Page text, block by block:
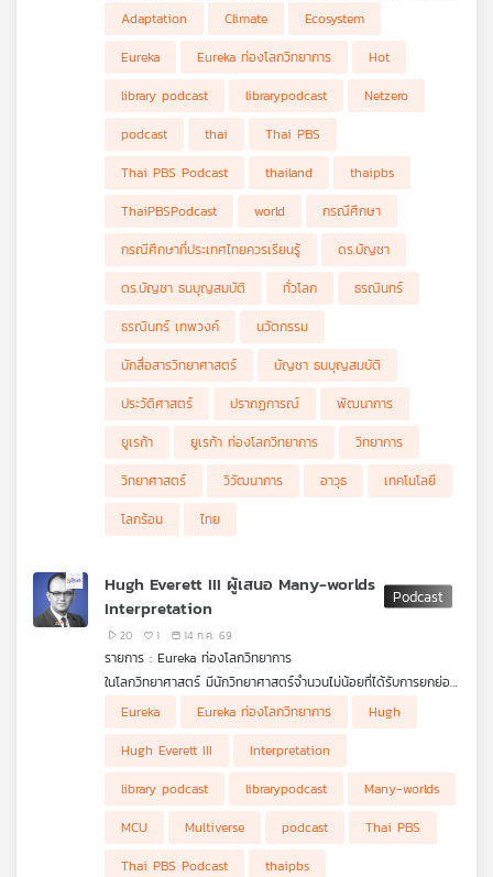
การปล่อยก๊าซเรือนกระจก, Climate Adaptation การปรับตัวเพื่ออยู่
รอด, Loss & Damage การเยียวยาความสูญเสีย และ Means of
Implementation กลไกการสนับสนุนเพื่อให้ทุกภาคส่วนสามารถลงมือ
ได้จริง รายการ
Eureka ท่องโลกวิทยากา
ร Ep. นี้ เจะพาไปสำรวจ
แง่มุมของ Climate Adaptation หรือการปรับตัวรับมือการ
เปลี่ยนแปลงภูมิอากาศ โดยแบ่งเป็น 5 ประเภทหลัก ได้แก่
1 ) Agriculture & Food Security: เกษตรกรรม & ความมั่นคง
ทางอาหาร
2 ) Disaster Mitigation & Management: การจัดการและการ
บรรเทาผลกระทบจากภัยพิบัติ
3 ) Water Resource Management: การจัดการทรัพยากรน้ำ
4 ) Ecosystem-Based Adaptation & Coastal Protection: การ
ปรับตัวโดยอาศัยระบบนิเวศ & การปกป้องชายฝั่ง
5 ) Resilient Infrastructure & Planning: โครงสร้างพื้นฐานที่ยืด
หยุนและการวางแผน
ในแต่ละประเภทจะมีตัวอย่างกรณีศึกษาจริงจากประเทศต่าง ๆ ทั่ว
โลก ซึ่งประเทศไทยอาจนำบางกรณีมาปรับใช้ได้
Adaptation Climate
Ecosystem
Eureka
Eureka ท่องโลกวิทยาการ
Hot
library podcast
librarypodcast
Netzero
podcast
thai
Thai PBS
Thai PBS Podcast
thailand
thaipbs
ThaiPBSPodcast
world
กรณีศึกษา
กรณีศึกษาที่ประเทศไทยควรเรียนรู้
ดร.บัญชา
ดร.บัญชา ธนบุญสมบัติ
ทั่วโลก
ธรณินทร์
ธรณินทร์ เทพวงค์
นวัตกรรม
นักสื่อสารวิทยาศาสตร์
บัญชา ธนบุญสมบัติ
ประวัติศาสตร์
ปรากฏการณ์
พัฒนาการ
ยูเรก้า
ยูเรก้า ท่องโลกวิทยาการ
วิทยาการ
วิทยาศาสตร์
วิวัฒนาการ อาวุธ
เทคโนโลยี
โลกร้อน
ไทย
Hugh Everett III ผู้เสนอ Many-worlds
Interpretation
20 1 14 ก.ค. 69
รายการ : Eureka ท่องโลกวิทยาการ
ในโลกวิทยาศาสตร์ มีนักวิทยาศาสตร์จำนวนไม่น้อยที่ได้รับการยกย่อง
ตั้งแต่ยังมีชีวิตอยู่ แต่ก็มีบางคนที่ชะตากรรมแตกต่างออกไป พวก
เขาเสนอแนวคิดที่ล้ำหน้าเกินกว่ายุคสมัยจนถูกมองว่าเป็นคนเพ้อฝัน
ถูกวิพากษ์วิจารณ์อย่างรุนแรง หรือแม้กระทั่งถูกตราหน้าว่าไม่เข้าใจ
สิ่งที่ตนเองกำลังศึกษา ทว่ากาลเวลาผ่านไป แนวคิดเหล่านั้นกลับได้
รับการยอมรับ และกลายเป็นส่วนหนึ่งขององค์ความรู้สำคัญของ
มนุษยชาติ ในรายการ Eureka ท่องโลกวิทยาการ ตอนนี้ ดร.บัญชา
ธนบุญสมบัติ จะพาคุณปรู้จักชีวิตและผลงานของ ฮิว เอเวอเรตต์ ที่
3 (Hugh Everett III) นักฟิสิกส์ชาวอเมริกันผู้เสนอแนวคิดอันโด่งดัง
ที่เรียกว่า 'การตีความแบบหลายโลก' (Many-worlds
Eureka Eureka ท่องโลกวิทยาการ
Hugh
Hugh Everett III
Interpretation
library podcast
librarypodcast
Many-worlds
MCU
Multiverse podcast
Thai PBS
Thai PBS Podcast
thaipbs